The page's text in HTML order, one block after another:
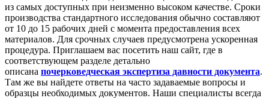
из самых доступных при неизменно высоком качестве. Сроки
производства стандартного исследования обычно составляют
от 10 до 15 рабочих дней с момента предоставления всех
материалов. Для срочных случаев предусмотрена ускоренная
процедура. Приглашаем вас посетить наш сайт, где в
соответствующем разделе детально
описана почерковедческая экспертиза давности документа.
Там же вы найдете ответы на часто задаваемые вопросы и
образцы необходимых документов. Наши специалисты всегда